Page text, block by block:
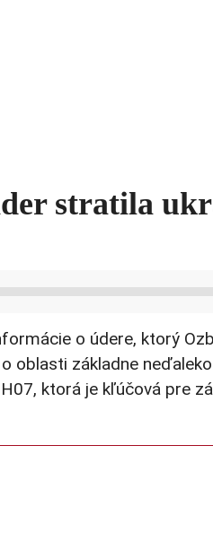
stratila
o údere, ktorý
oblasti základne
ktorá je kľúčová pre